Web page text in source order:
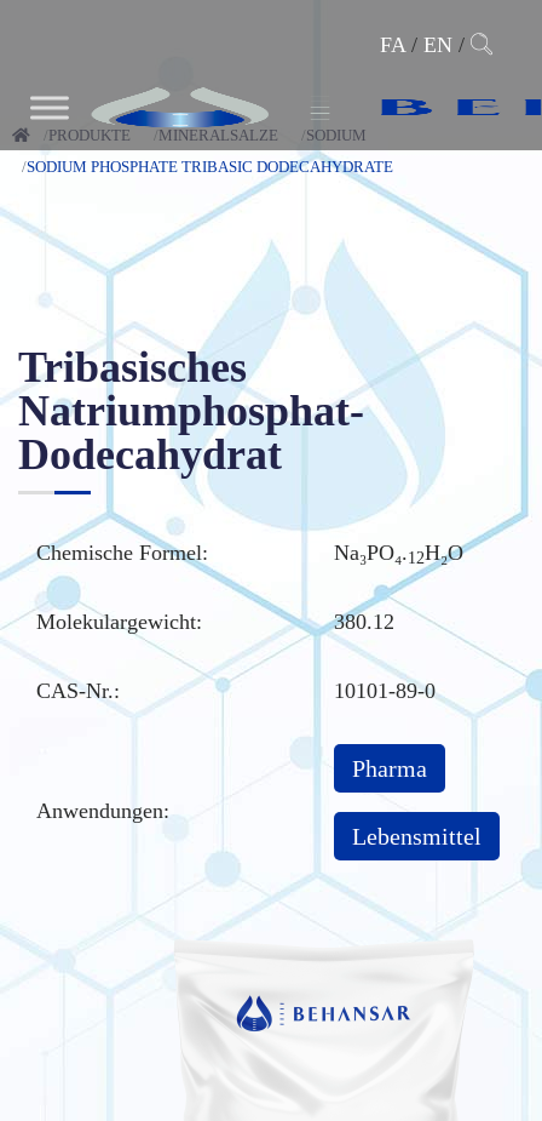
FA/ EN/
PRODUKTE MINERALSALZE
SODIUM
SODIUM PHOSPHATE TRIBASIC DODECAHYDRATE
Tribasisches
Natriumphosphat-
Dodecahydrat
Chemische Formel: Na₃PO₄.12H₂O
Molekulargewicht: 380.12
CAS-Nr.: 10101-89-0
Anwendungen:
Pharma
Lebensmittel